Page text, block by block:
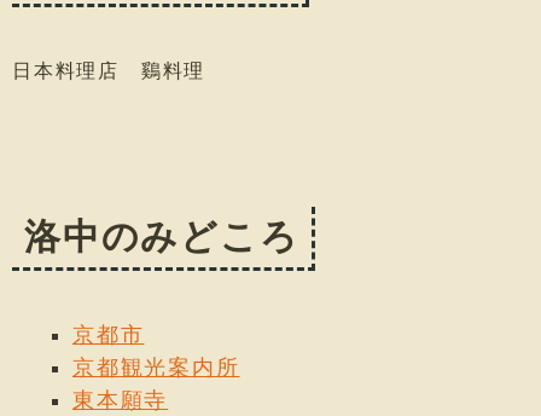
日本料理店 鷄料理
洛中のみどころ
京都市
京都観光案内所
東本願寺